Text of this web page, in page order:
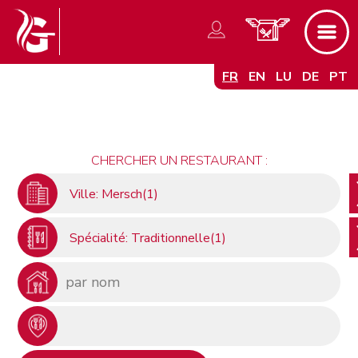
FR EN LU DE PT
CHERCHER UN RESTAURANT :
Ville: Mersch(1)
Spécialité: Traditionnelle(1)